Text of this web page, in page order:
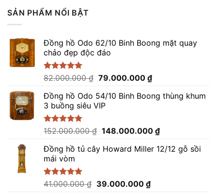
SẢN PHẨM NỔI BẬT
Đồng hồ Odo 62/10 Binh Boong mặt quay
chảo đẹp độc đáo
Được xếp
5 sao
82.000.000₫ Giá
là:
82.000.000 ₫.
79.000.000 ₫Giá
tại
Đồng hồ Odo 54/10 Binh Boong thùng khum
3 buồng siêu VIP
Được xếp
5 sao
152.000.000₫ Giá
là:
148.000.000 ₫Giá
tại
Đồng hồ tủ cây Howard Miller 12/12 gỗ sồi
mái vòm
Được xếp
41.000.000₫ Giá
39.000.000 ₫Giá